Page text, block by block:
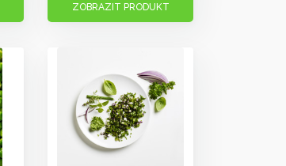
ZOBRAZIT PRODUKT